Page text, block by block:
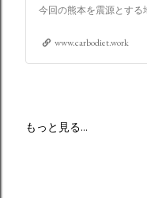
www.carbodiet.work
もっと見る…